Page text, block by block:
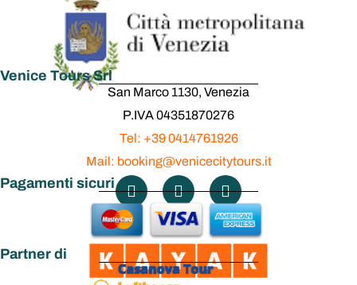
Venice Tours Srl
San Marco 1130, Venezia
P.IVA 04351870276
Tel: +39 0414761926
Mail: booking@venicecitytours.it
Pagamenti sicuri
Partner di